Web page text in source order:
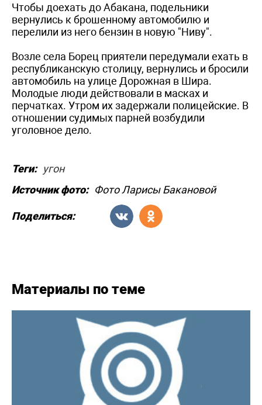
Чтобы доехать до Абакана, подельники
вернулись к брошенному автомобилю и
перелили из него бензин в новую "Ниву".
Возле села Борец приятели передумали ехать в
республиканскую столицу, вернулись и бросили
автомобиль на улице Дорожная в Шира.
Молодые люди действовали в масках и
перчатках. Утром их задержали полицейские. В
отношении судимых парней возбудили
уголовное дело.
Теги: угон
Источник фото: Фото Ларисы Бакановой
Поделиться:
Материалы по теме